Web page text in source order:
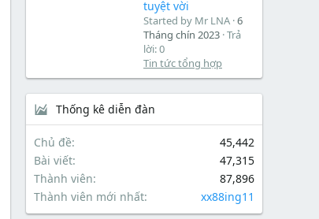
tuyệt vời
Started by Mr LNA 6
Tháng chín 2023 Trả
lời: 0
Tin tức tổng hợp
Thống kê diễn đàn
Chủ đề
45,442
Bài viết
47,315
Thành viên
87,896
Thành viên mới nhất
xx88ing11